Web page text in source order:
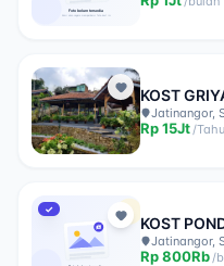
KOST
Jatinangor,
Rp15Jt/
✓
KOST
Jatinangor,
Rp800Rb/